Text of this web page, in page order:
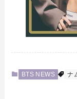
BTS NEWS ナ